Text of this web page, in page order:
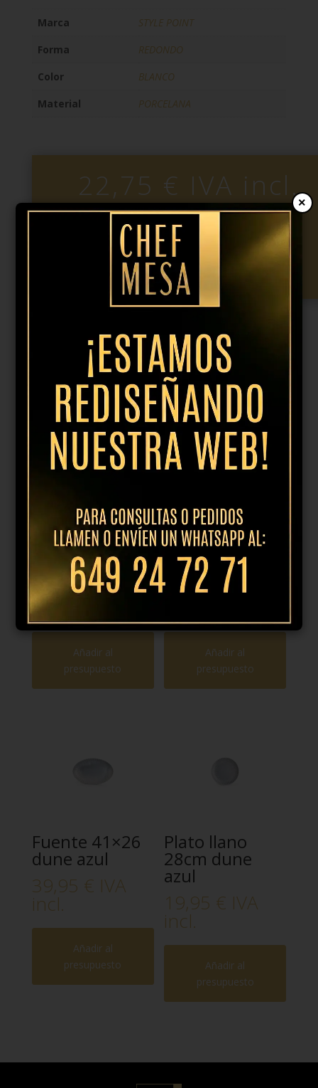
Marca
STYLE POINT
Forma
REDONDO
Color
BLANCO
Material
PORCELANA
22,75 € IVA incl.
Añadir al presupuesto
Productos relacionados
Plato hondo
25.5cm dune
azul
17,95€IVA
incl.
Añadir al
presupuesto
Plato llano
28cm dune
azul
21,95 € IVA
Añadir al
presupuesto
Fuente 41×26
dune azul
39,95 € IVA
incl.
Añadir al
presupuesto
Plato llano
28cm dune
azul
19,95 € IVA
incl.
Añadir al
presupuesto
×